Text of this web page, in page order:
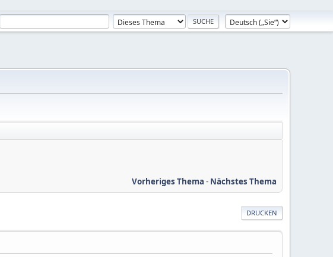
Vorheriges Thema - Nächstes Thema
DRUCKEN